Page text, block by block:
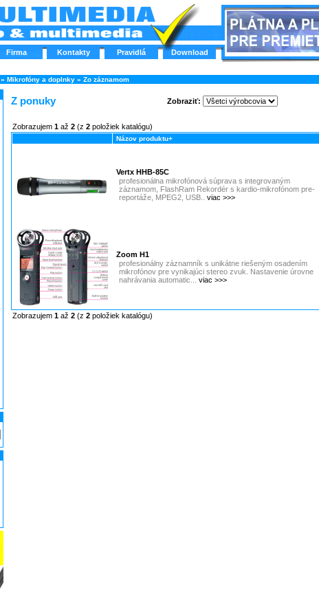
Firma Kontakty Pravidlá Download
» Mikrofóny a doplnky» Zo záznamom
Z ponuky Zobraziť:
Zobrazujem 1až 2(z 2položiek katalógu)
Názov produktu+
Vertx HHB-85C
profesionálna mikrofónová súprava s integrovaným
záznamom, FlashRam Rekordér s kardio-mikrofónom pre-
reportáže, MPEG2, USB.. viac >>>
Zoom H1
profesionálny záznamník s unikátne riešeným osadením
mikrofónov pre vynikajúci stereo zvuk. Nastavenie úrovne
nahrávania automatic... viac >>>
Zobrazujem 1až 2(z 2položiek katalógu)